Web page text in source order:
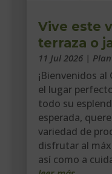
Vive este
terraza o
11 Jul 2026|
¡Bienvenidos
el lugar
todo su
esperada,
variedad de
disfrutar al
así como a